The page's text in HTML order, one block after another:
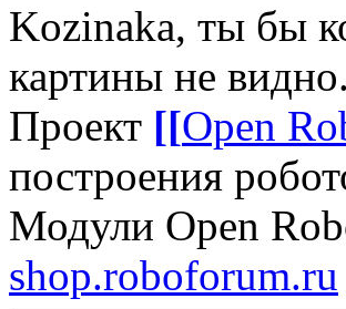
Kozinaka, ты бы
картины не видно.
Проект [[Open
построения
Модули Open
shop.roboforum.ru